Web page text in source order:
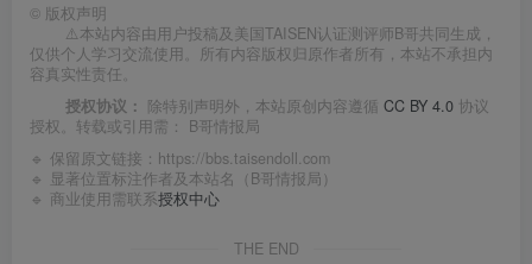
© 版权声明
⚠️本站内容由用户投稿及美国TAISEN认证测评师B哥共同生成，
仅供个人学习交流使用。所有内容版权归原作者所有，本站不承担内
容真实性责任。
授权协议： 除特别声明外，本站原创内容遵循 CC BY 4.0 协议
授权。转载或引用需： B哥情报局
🔹 保留原文链接： https://bbs.taisendoll.com
🔹 显著位置标注作者及本站名（B哥情报局）
🔹 商业使用需联系授权中心
THE END